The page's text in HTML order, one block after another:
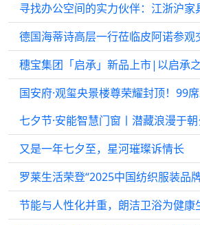
寻找办公空间的实力伙伴：江浙沪家
德国海蒂诗高层一行莅临皮阿诺参观
七夕节·安能智慧门窗丨潜藏浪漫于
又是一年七夕至，星河璀璨诉情长
节能与人性化并重，朗洁卫浴为健康